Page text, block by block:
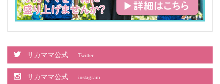
サカママ公式 Twitter
サカママ公式 instagram